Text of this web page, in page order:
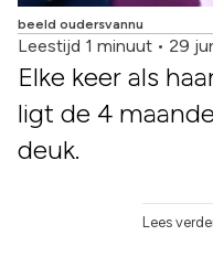
beeld oudersvannu
Leestijd 1 minuut • 29
Elke keer als
ligt de 4
deuk.
Lees